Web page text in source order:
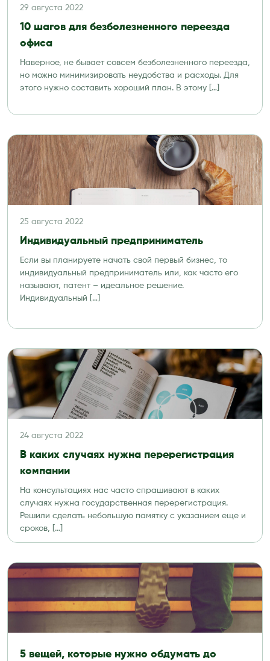
29 августа 2022
10 шагов для безболезненного переезда
офиса
Наверное, не бывает совсем безболезненного переезда,
но можно минимизировать неудобства и расходы. Для
этого нужно составить хороший план. В этому […]
25 августа 2022
Индивидуальный предприниматель
Если вы планируете начать свой первый бизнес, то
индивидуальный предприниматель или, как часто его
называют, патент – идеальное решение.
Индивидуальный […]
24 августа 2022
В каких случаях нужна перерегистрация
компании
На консультациях нас часто спрашивают в каких
случаях нужна государственная перерегистрация.
Решили сделать небольшую памятку с указанием еще и
сроков, […]
5 вещей, которые нужно обдумать до